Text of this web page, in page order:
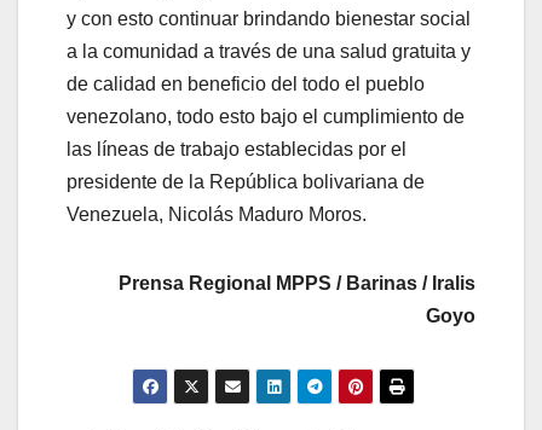
y con esto continuar brindando bienestar social
a la comunidad a través de una salud gratuita y
de calidad en beneficio del todo el pueblo
venezolano, todo esto bajo el cumplimiento de
las líneas de trabajo establecidas por el
presidente de la República bolivariana de
Venezuela, Nicolás Maduro Moros.
Prensa Regional MPPS / Barinas / Iralis
Goyo